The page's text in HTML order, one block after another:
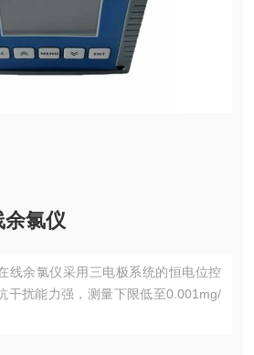
余氯仪
线余氯仪采用三电极系统的恒电位控
干扰能力强，测量下限低至0.001mg/